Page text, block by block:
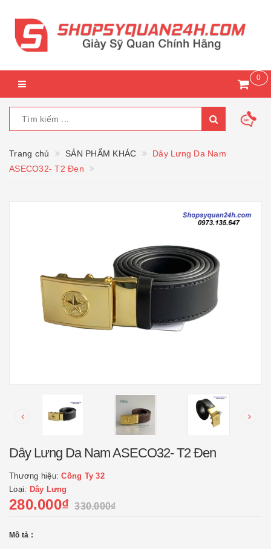
0
Trang chủ SẢN PHẨM KHÁC
Dây Lưng Da Nam
ASECO32- T2 Đen
Dây Lưng Da Nam ASECO32- T2 Đen
Thương hiệu:Công Ty 32
Loại: Dây Lưng
280.000₫ 330.000₫
Mô tả :